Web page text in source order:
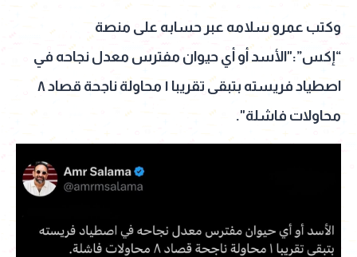
وكتب عمرو سلامه عبر حسابه على منصة
“إكس”:"الأسد أو أي حيوان مفترس معدل نجاحه في
اصطياد فريسته بتبقى تقريبا ١ محاولة ناجحة قصاد ٨
محاولات فاشلة".